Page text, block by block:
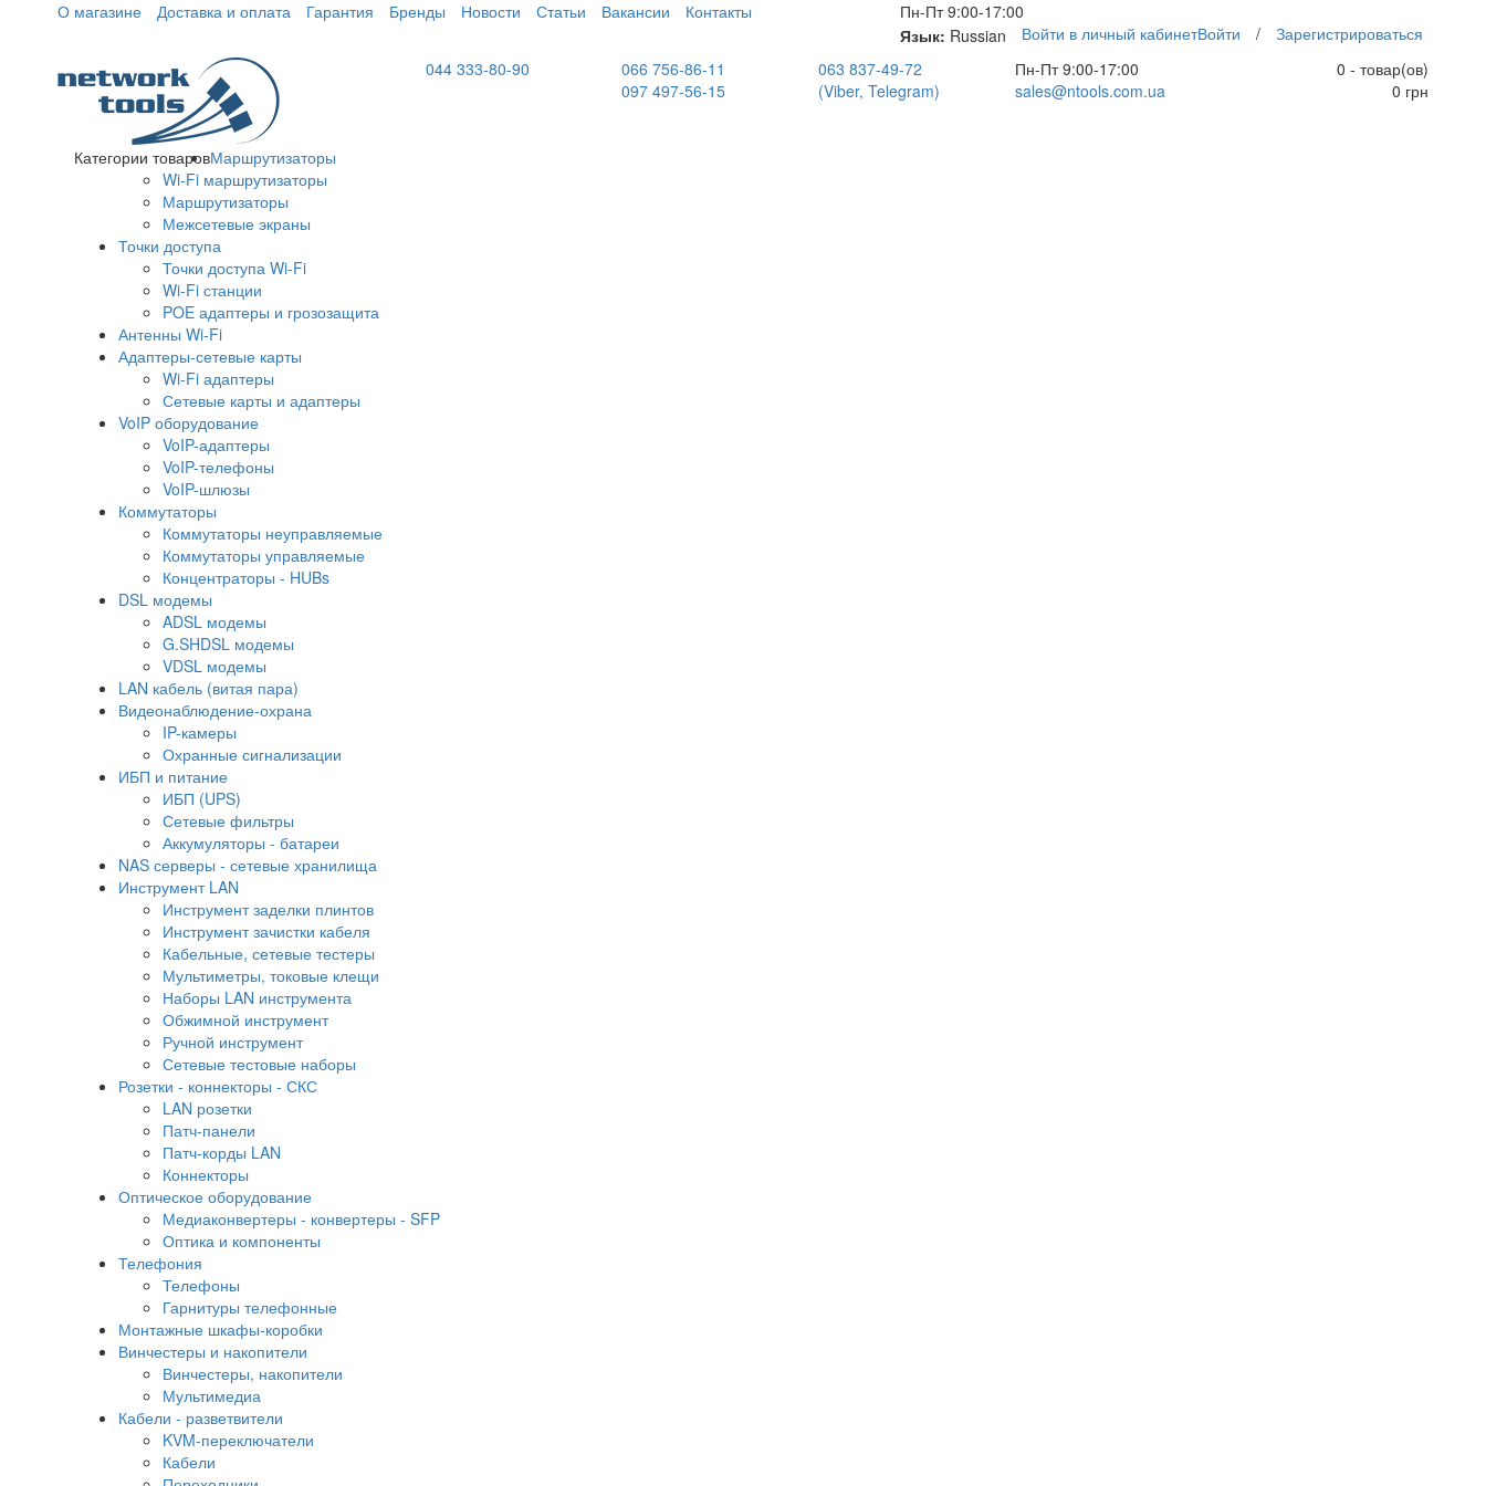
О магазине Доставка и оплата Гарантия Бренды Новости Статьи Вакансии Контакты
Пн-Пт 9:00-17:00
Язык: Russian Войти в личный кабинетВойти /
Зарегистрироваться
044 333-80-90
066 756-86-11
097 497-56-15
063 837-49-72
(Viber, Telegram)
Пн-Пт 9:00-17:00
sales@ntools.com.ua
0 - товар(ов)
0 грн
Категории товаровМаршрутизаторы
Wi-Fi маршрутизаторы
Маршрутизаторы
Межсетевые экраны
Точки доступа
Точки доступа Wi-Fi
Wi-Fi станции
POE адаптеры и грозозащита
Антенны Wi-Fi
Адаптеры-сетевые карты
Wi-Fi адаптеры
Сетевые карты и адаптеры
VoIP оборудование
VoIP-адаптеры
VoIP-телефоны
VoIP-шлюзы
Коммутаторы
Коммутаторы неуправляемые
Коммутаторы управляемые
Концентраторы - HUBs
DSL модемы
ADSL модемы
G.SHDSL модемы
VDSL модемы
LAN кабель (витая пара)
Видеонаблюдение-охрана
IP-камеры
Охранные сигнализации
ИБП и питание
ИБП (UPS)
Сетевые фильтры
Аккумуляторы - батареи
NAS серверы - сетевые хранилища
Инструмент LAN
Инструмент заделки плинтов
Инструмент зачистки кабеля
Кабельные, сетевые тестеры
Мультиметры, токовые клещи
Наборы LAN инструмента
Обжимной инструмент
Ручной инструмент
Сетевые тестовые наборы
Розетки - коннекторы - СКС
LAN розетки
Патч-панели
Патч-корды LAN
Коннекторы
Оптическое оборудование
Медиаконвертеры - конвертеры - SFP
Оптика и компоненты
Телефония
Телефоны
Гарнитуры телефонные
Монтажные шкафы-коробки
Винчестеры и накопители
Винчестеры, накопители
Мультимедиа
Кабели - разветвители
KVM-переключатели
Кабели